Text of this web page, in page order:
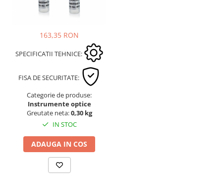
163,35 RON
SPECIFICATII TEHNICE:
FISA DE SECURITATE:
Categorie de produse:
Instrumente optice
Greutate neta:0,30 kg
IN STOC
ADAUGA IN COS